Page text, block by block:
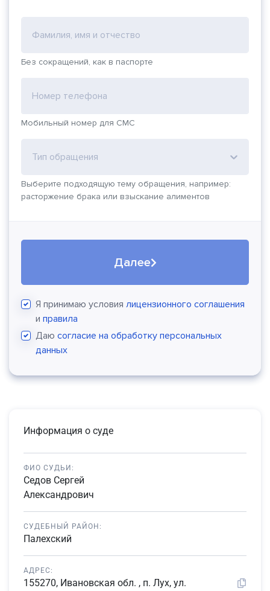
Фамилия, имя и отчество
Без сокращений, как в паспорте
Номер телефона
Мобильный номер для СМС
Тип обращения
Выберите подходящую тему обращения, например:
расторжение брака или взыскание алиментов
Далее
Я принимаю условия лицензионного соглашения
и правила
Даю согласие на обработку персональных
данных
Информация о суде
ФИО СУДЬИ:
Седов Сергей
Александрович
СУДЕБНЫЙ РАЙОН:
Палехский
АДРЕС:
155270, Ивановская обл. , п. Лух, ул.